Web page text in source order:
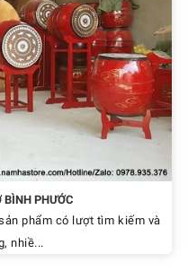
BÌNH PHƯỚC
phẩm có lượt tìm kiếm và
nhiề...